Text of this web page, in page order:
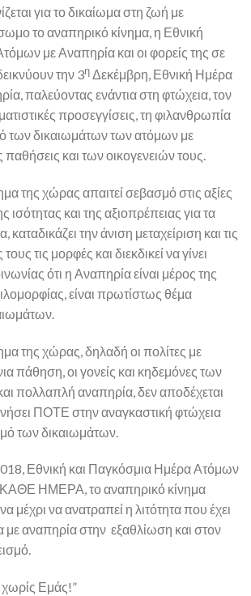
για το δικαίωμα στη ζωή με
το αναπηρικό κίνημα, η Εθνική
με Αναπηρία και οι φορείς της σε
την 3ηΔεκέμβρη, Εθνική Ημέρα
παλεύοντας ενάντια στη φτώχεια, τον
προσεγγίσεις, τη φιλανθρωπία
των δικαιωμάτων των ατόμων με
παθήσεις και των οικογενειών τους.
της χώρας απαιτεί σεβασμό στις αξίες
ισότητας και της αξιοπρέπειας για τα
την άνιση μεταχείριση και τις
τις μορφές και διεκδικεί να γίνει
ότι η Αναπηρία είναι μέρος της
είναι πρωτίστως θέμα
της χώρας, δηλαδή οι πολίτες με
πάθηση, οι γονείς και κηδεμόνες των
πολλαπλή αναπηρία, δεν αποδέχεται
ΠΟΤΕ στην αναγκαστική φτώχεια
των δικαιωμάτων.
Εθνική και Παγκόσμια Ημέρα Ατόμων
ΚΑΘΕ ΗΜΕΡΑ, το αναπηρικό κίνημα
μέχρι να ανατραπεί η λιτότητα που έχει
με αναπηρία στην εξαθλίωση και στον
χωρίς Εμάς!”